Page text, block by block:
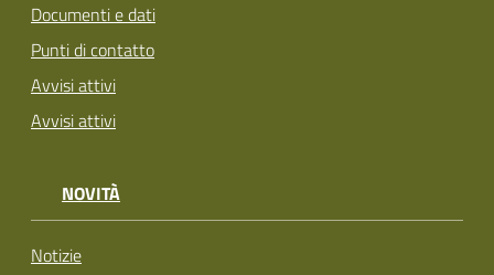
Documenti e dati
Punti di contatto
Avvisi attivi
Avvisi attivi
NOVITÀ
Notizie